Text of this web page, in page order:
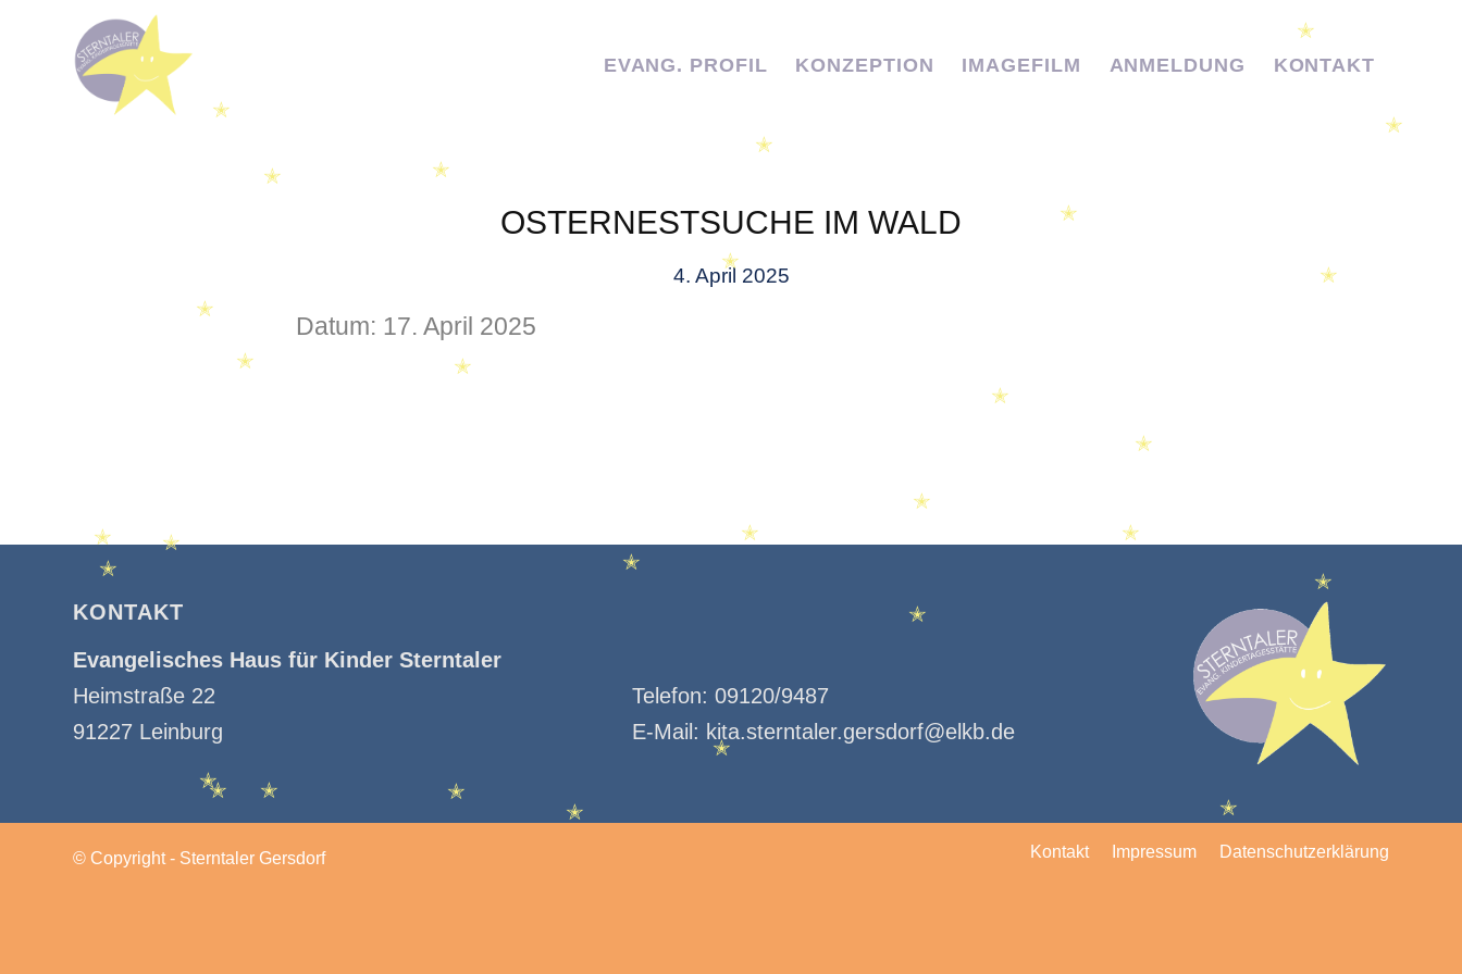
EVANG. PROFIL KONZEPTION IMAGEFILM ANMELDUNG KONTAKT
OSTERNESTSUCHE IM WALD
4. April 2025
Datum: 17. April 2025
KONTAKT
Evangelisches Haus für Kinder Sterntaler
Heimstraße 22
91227 Leinburg
Telefon: 09120/9487
E-Mail: kita.sterntaler.gersdorf@elkb.de
© Copyright - Sterntaler Gersdorf Kontakt Impressum Datenschutzerklärung
✭
✭
✭
✭
✭
✭
✭
✭
✭
✭
✭
✭
✭ ✭
✭